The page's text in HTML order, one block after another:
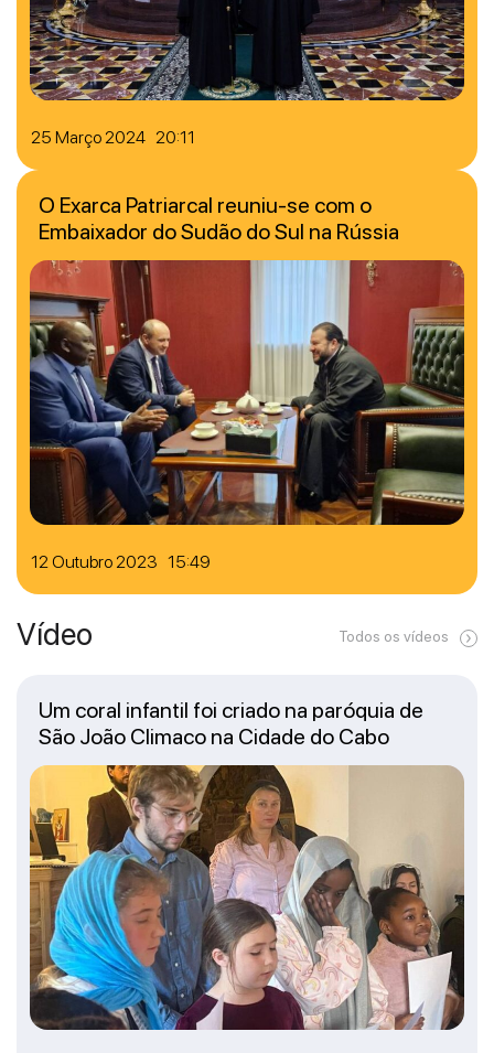
25 Março 2024 20:11
12 Outubro 2023 15:49
O Exarca Patriarcal reuniu-se com o
Embaixador do Sudão do Sul na Rússia
Vídeo Todos os vídeos
Um coral infantil foi criado na paróquia de
São João Climaco na Cidade do Cabo